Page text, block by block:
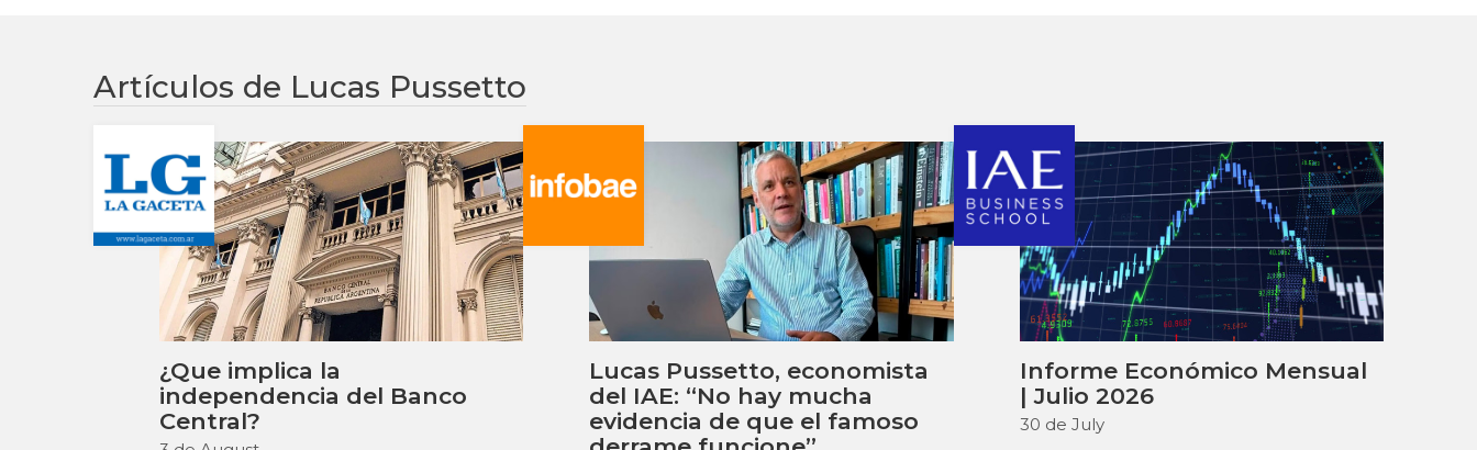
Artículos de Lucas Pussetto
¿Que implica la
independencia del Banco
Central?
Lucas Pussetto, economista
del IAE: “No hay mucha
evidencia de que el famoso
Informe Económico Mensual
| Julio 2026
30 de July